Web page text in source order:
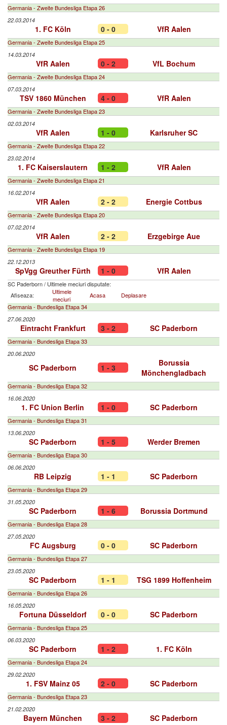
Germania - Zweite Bundesliga Etapa 26
22.03.2014
1. FC Köln 0 - 0 VfR Aalen
Germania - Zweite Bundesliga Etapa 25
14.03.2014
VfR Aalen 0 - 2 VfL Bochum
Germania - Zweite Bundesliga Etapa 24
07.03.2014
TSV 1860 München 4 - 0 VfR Aalen
Germania - Zweite Bundesliga Etapa 23
02.03.2014
VfR Aalen 1 - 0 Karlsruher SC
Germania - Zweite Bundesliga Etapa 22
23.02.2014
1. FC Kaiserslautern 1 - 2 VfR Aalen
Germania - Zweite Bundesliga Etapa 21
16.02.2014
VfR Aalen 2 - 2 Energie Cottbus
Germania - Zweite Bundesliga Etapa 20
07.02.2014
VfR Aalen 2 - 2 Erzgebirge Aue
Germania - Zweite Bundesliga Etapa 19
22.12.2013
SpVgg Greuther Fürth 1 - 0 VfR Aalen
SC Paderborn/ Ultimele meciuri disputate:
Afiseaza:
Ultimele
meciuri
Acasa
Deplasare
Germania - Bundesliga Etapa 34
27.06.2020
Eintracht Frankfurt 3 - 2 SC Paderborn
Germania - Bundesliga Etapa 33
20.06.2020
SC Paderborn 1 - 3
Borussia
Mönchengladbach
Germania - Bundesliga Etapa 32
16.06.2020
1. FC Union Berlin 1 - 0 SC Paderborn
Germania - Bundesliga Etapa 31
13.06.2020
SC Paderborn 1 - 5 Werder Bremen
Germania - Bundesliga Etapa 30
06.06.2020
RB Leipzig 1 - 1 SC Paderborn
Germania - Bundesliga Etapa 29
31.05.2020
SC Paderborn 1 - 6 Borussia Dortmund
Germania - Bundesliga Etapa 28
27.05.2020
FC Augsburg 0 - 0 SC Paderborn
Germania - Bundesliga Etapa 27
23.05.2020
SC Paderborn 1 - 1 TSG 1899 Hoffenheim
Germania - Bundesliga Etapa 26
16.05.2020
Fortuna Düsseldorf 0 - 0 SC Paderborn
Germania - Bundesliga Etapa 25
06.03.2020
SC Paderborn 1 - 2 1. FC Köln
Germania - Bundesliga Etapa 24
29.02.2020
1. FSV Mainz 05 2 - 0 SC Paderborn
Germania - Bundesliga Etapa 23
21.02.2020
Bayern München 3 - 2 SC Paderborn